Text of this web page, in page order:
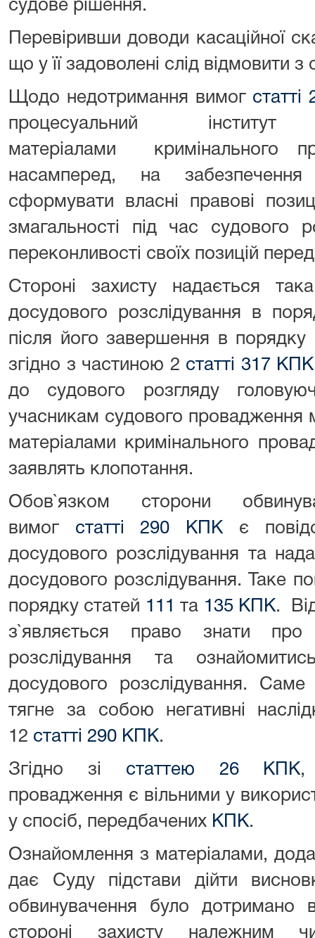
судове рішення.
Перевіривши доводи касаційної
що у її задоволені слід відмовити з
Щодо недотримання вимог
процесуальний
матеріалами кримінального
насамперед, на
сформувати власні правові
змагальності під час судового
переконливості своїх позицій
Стороні захисту надається
досудового розслідування в
після його завершення в порядку
згідно з частиною 2 статті 317 КПК
до судового розгляду
учасникам судового провадження
матеріалами кримінального
заявлять клопотання.
Обов`язком сторони
вимог статті 290 КПКє
досудового розслідування та
досудового розслідування. Таке
порядку статей 111 та 135 КПК.
з`являється право знати про
розслідування та
досудового розслідування.
тягне за собою негативні
12 статті 290 КПК.
Згідно зі статтею 26 КПК,
провадження є вільними у
у спосіб, передбачених КПК.
Ознайомлення з матеріалами,
дає Суду підстави дійти
обвинувачення було дотримано
стороні захисту належним